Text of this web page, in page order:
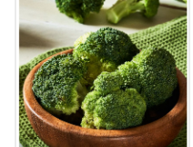
দুধের সঙ্গে মিশিয়ে বা
Image credits: Getty